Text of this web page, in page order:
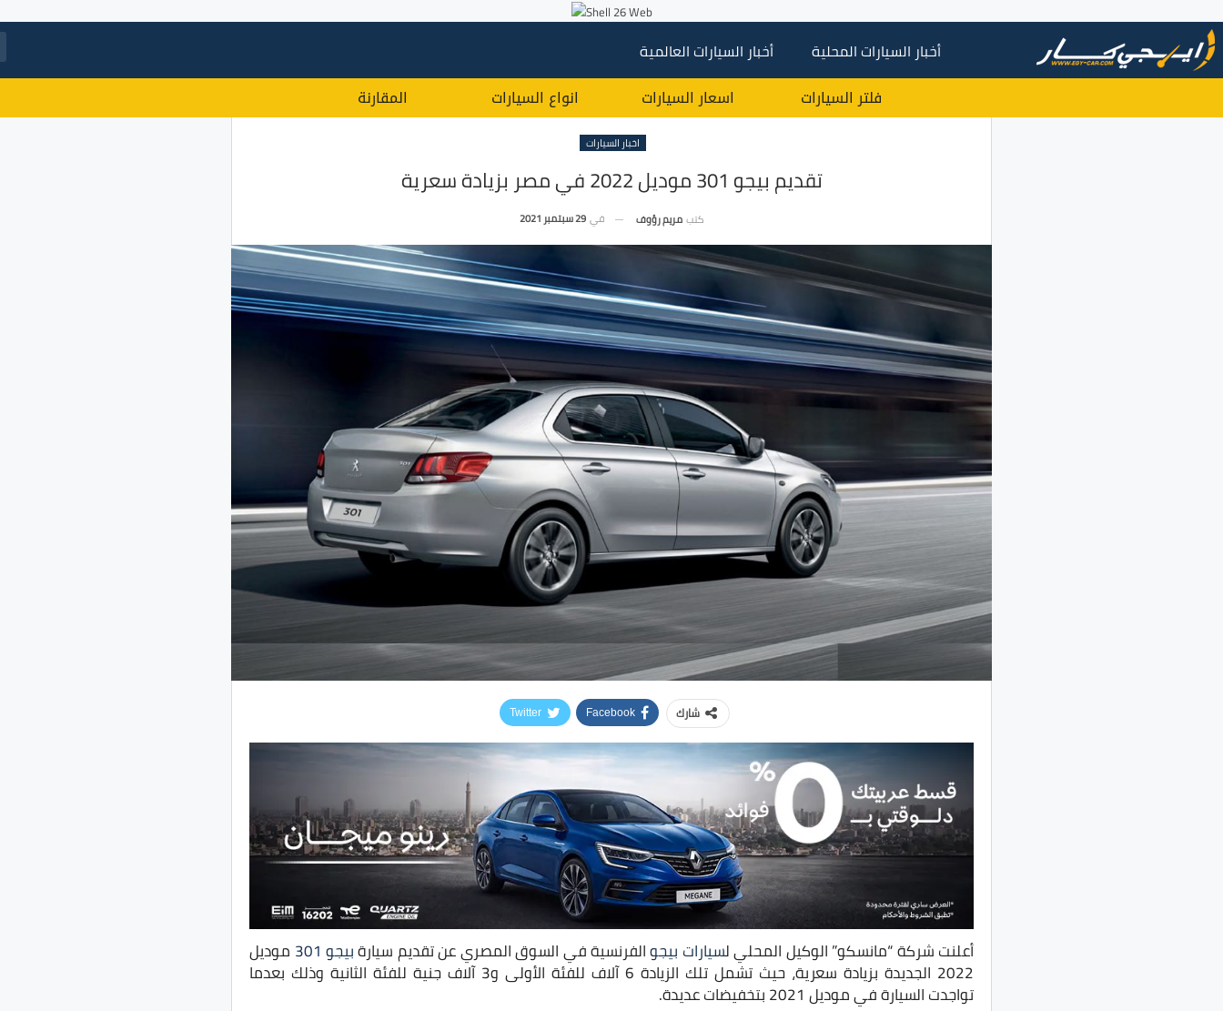
أخبار السيارات المحلية أخبار السيارات العالمية
فلتر السيارات اسعار السيارات انواع السيارات المقارنة
اخبار السيارات
تقديم بيجو 301 موديل 2022 في مصر بزيادة سعرية
كتب مريم رؤوف في 29 سبتمبر 2021
شارك Facebook
Twitter
أعلنت شركة “مانسكو” الوكيل المحلي لسيارات بيجوالفرنسية في السوق المصري عن تقديم سيارةبيجو 301 موديل
2022 الجديدة بزيادة سعرية، حيث تشمل تلك الزيادة 6 آلاف للفئة الأولى و3 آلاف جنية للفئة الثانية وذلك بعدما
تواجدت السيارة في موديل 2021 بتخفيضات عديدة.